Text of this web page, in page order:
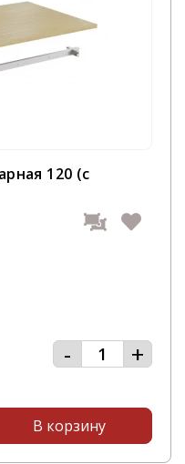
120 (с
- +
В корзину